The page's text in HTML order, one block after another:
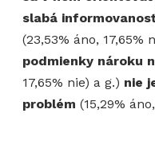
slabá
(23,53% áno, 17,65%
podmienky nároku
17,65% nie) a g.) nie
problém (15,29%